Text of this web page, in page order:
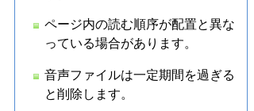
ページ内の読む順序が配置と異な
っている場合があります。
音声ファイルは一定期間を過ぎる
と削除します。